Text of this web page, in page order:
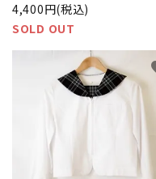
4,400円(税込)
SOLD OUT